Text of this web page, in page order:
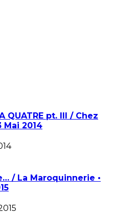
QUATRE pt. III / Chez
Mai 2014
/ La Maroquinnerie •